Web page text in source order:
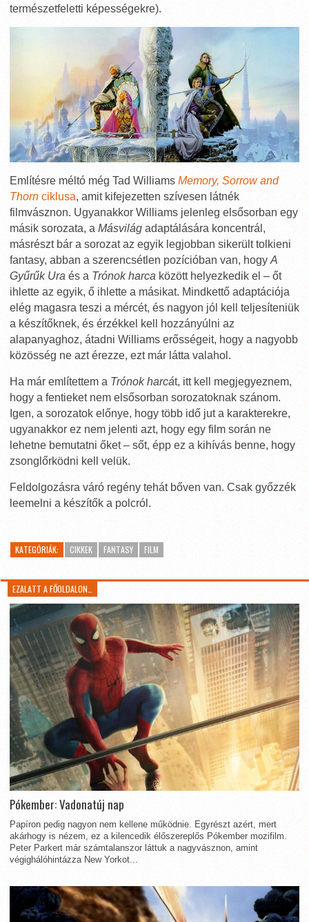
természetfeletti képességekre).
Említésre méltó még Tad Williams Memory, Sorrow and
Thorn ciklusa, amit kifejezetten szívesen látnék
filmvásznon. Ugyanakkor Williams jelenleg elsősorban egy
másik sorozata, a Másvilág adaptálására koncentrál,
másrészt bár a sorozat az egyik legjobban sikerült tolkieni
fantasy, abban a szerencsétlen pozícióban van, hogy A
Gyűrűk Ura és a Trónok harca között helyezkedik el – őt
ihlette az egyik, ő ihlette a másikat. Mindkettő adaptációja
elég magasra teszi a mércét, és nagyon jól kell teljesíteniük
a készítőknek, és érzékkel kell hozzányúlni az
alapanyaghoz, átadni Williams erősségeit, hogy a nagyobb
közösség ne azt érezze, ezt már látta valahol.
Ha már említettem a Trónok harcát, itt kell megjegyeznem,
hogy a fentieket nem elsősorban sorozatoknak szánom.
Igen, a sorozatok előnye, hogy több idő jut a karakterekre,
ugyanakkor ez nem jelenti azt, hogy egy film során ne
lehetne bemutatni őket – sőt, épp ez a kihívás benne, hogy
zsonglőrködni kell velük.
Feldolgozásra váró regény tehát bőven van. Csak győzzék
leemelni a készítők a polcról.
KATEGÓRIÁK: CIKKEK FANTASY FILM
EZALATT A FŐOLDALON…
Pókember: Vadonatúj nap
Papíron pedig nagyon nem kellene működnie. Egyrészt azért, mert
akárhogy is nézem, ez a kilencedik élőszereplős Pókember mozifilm.
Peter Parkert már számtalanszor láttuk a nagyvásznon, amint
végighálóhintázza New Yorkot...